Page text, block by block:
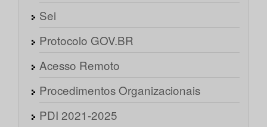
Sei
Protocolo GOV.BR
Acesso Remoto
Procedimentos Organizacionais
PDI 2021-2025